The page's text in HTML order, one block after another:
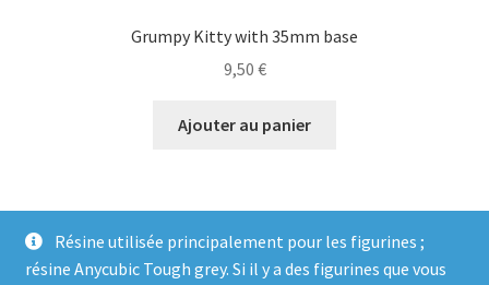
Résine utilisée principalement pour les figurines ;
résine Anycubic Tough grey. Si il y a des figurines que vous
Grumpy Kitty with 35mm base
9,50 €
Ajouter au panier